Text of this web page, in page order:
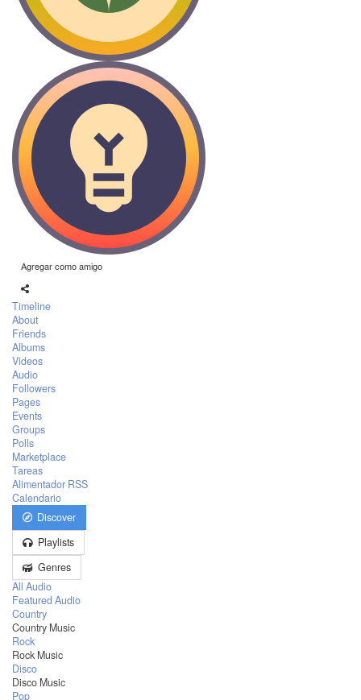
Agregar como amigo
Timeline
About
Friends
Albums
Videos
Audio
Followers
Pages
Events
Groups
Polls
Marketplace
Tareas
Alimentador RSS
Calendario
Discover
Playlists
Genres
All Audio
Featured Audio
Country
Country Music
Rock
Rock Music
Disco
Disco Music
Pop